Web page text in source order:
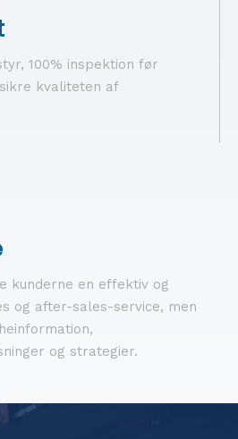
100% inspektion før
kvaliteten af
kunderne en effektiv og
og after-sales-service, men
og strategier.